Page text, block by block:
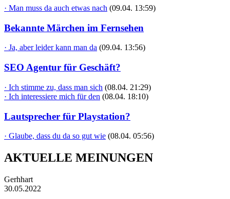
· Man muss da auch etwas nach (09.04. 13:59)
Bekannte Märchen im Fernsehen
· Ja, aber leider kann man da (09.04. 13:56)
SEO Agentur für Geschäft?
· Ich stimme zu, dass man sich (08.04. 21:29)
· Ich interessiere mich für den (08.04. 18:10)
Lautsprecher für Playstation?
· Glaube, dass du da so gut wie (08.04. 05:56)
AKTUELLE MEINUNGEN
Gerhhart
30.05.2022